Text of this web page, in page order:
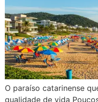
O paraíso catarinense
qualidade de vida